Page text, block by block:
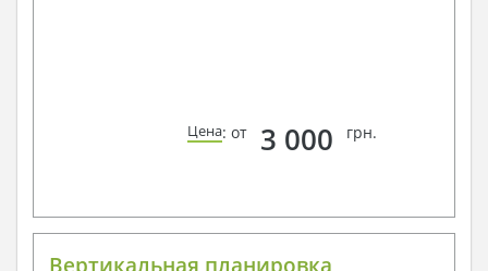
Цена: от 3 000 грн.